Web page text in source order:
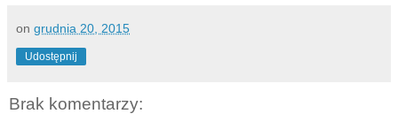
on grudnia 20, 2015
Udostępnij
Brak komentarzy: